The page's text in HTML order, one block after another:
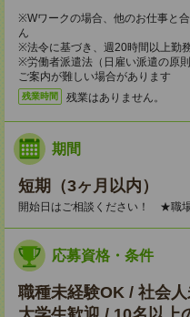
※Wワークの場合、他のお仕事と
ん
※法令に基づき、週20時間以上勤
※労働者派遣法（日雇い派遣の原
ご案内が難しい場合があります
残業時間 残業はありません。
期間
短期（3ヶ月以内）
開始日はご相談ください！ ★職
応募資格・条件
職種未経験OK / 社会